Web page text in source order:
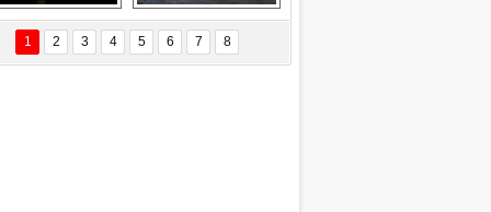
ÖZYANIK
Değişti?
Delta uçağına
yıldırım çarptı
Ford Focus RS
(2015)
1 2 3 4 5 6 7 8